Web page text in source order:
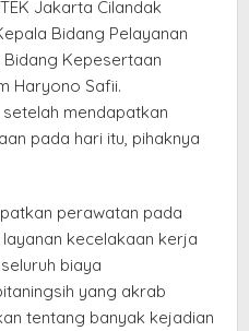
Jakarta Cilandak
Bidang Pelayanan
Kepesertaan
Haryono Safii.
mendapatkan
pada hari itu, pihaknya
perawatan pada
kecelakaan kerja
biaya
yang akrab
tentang banyak kejadian